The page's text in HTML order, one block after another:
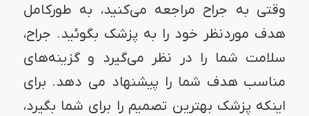
وقتی به جراح مراجعه می‌کنید، به طورکامل
هدف موردنظر خود را به پزشک بگوئید. جراح،
سلامت شما را در نظر می‌گیرد و گزینه‌های
مناسب هدف شما را پیشنهاد می دهد. برای
اینکه پزشک بهترین تصمیم را برای شما بگیرد،